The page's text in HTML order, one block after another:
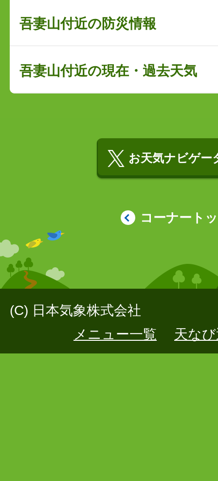
吾妻山付近の防災情報
吾妻山付近の現在・過去天気
お天気ナビゲー
コーナート
(C) 日本気象株式会社
メニュー一覧
天な